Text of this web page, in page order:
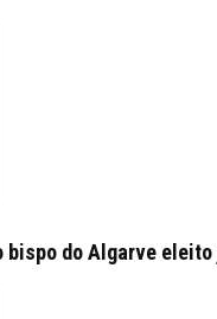
bispo do Algarve